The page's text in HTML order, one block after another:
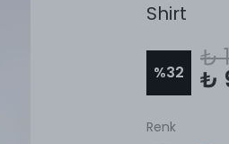
Shirt
%32
₺
₺
Renk